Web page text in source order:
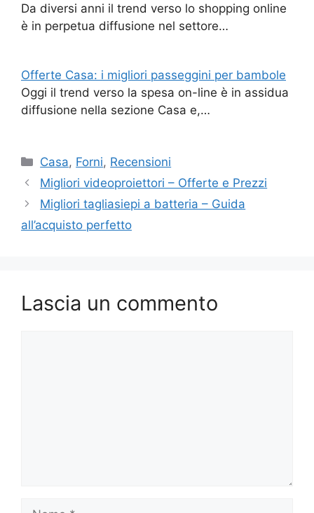
Da diversi anni il trend verso lo shopping online
è in perpetua diffusione nel settore…
Offerte Casa: i migliori passeggini per bambole
Oggi il trend verso la spesa on-line è in assidua
diffusione nella sezione Casa e,…
Categorie
Casa, Forni, Recensioni
Migliori videoproiettori – Offerte e Prezzi
Migliori tagliasiepi a batteria – Guida
all’acquisto perfetto
Lascia un commento